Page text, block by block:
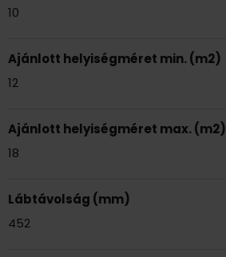
10
Ajánlott helyiségméret min. (m2)
12
Ajánlott helyiségméret max. (m2)
18
Lábtávolság (mm)
452